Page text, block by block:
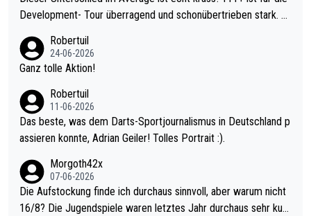
Development- Tour überragend und schonübertrieben stark. U
mal 40+ erst recht. Da gewinnst keinen Blumentopf - ist ja noc
h krasser wie ein Pokalspiel eines Kreisligisten vs einem Bund
Robertuil
24-06-2026
Ganz tolle Aktion!
Robertuil
11-06-2026
Das beste, was dem Darts-Sportjournalismus in Deutschland p
assieren konnte, Adrian Geiler! Tolles Portrait :).
Morgoth42x
07-06-2026
Die Aufstockung finde ich durchaus sinnvoll, aber warum nicht
16/8? Die Jugendspiele waren letztes Jahr durchaus sehr kurz